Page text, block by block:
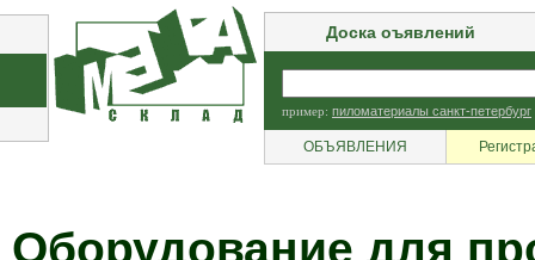
Доска оъявлений
пример: пиломатериалы санкт-петербург
ОБЪЯВЛЕНИЯ
Оборудование для